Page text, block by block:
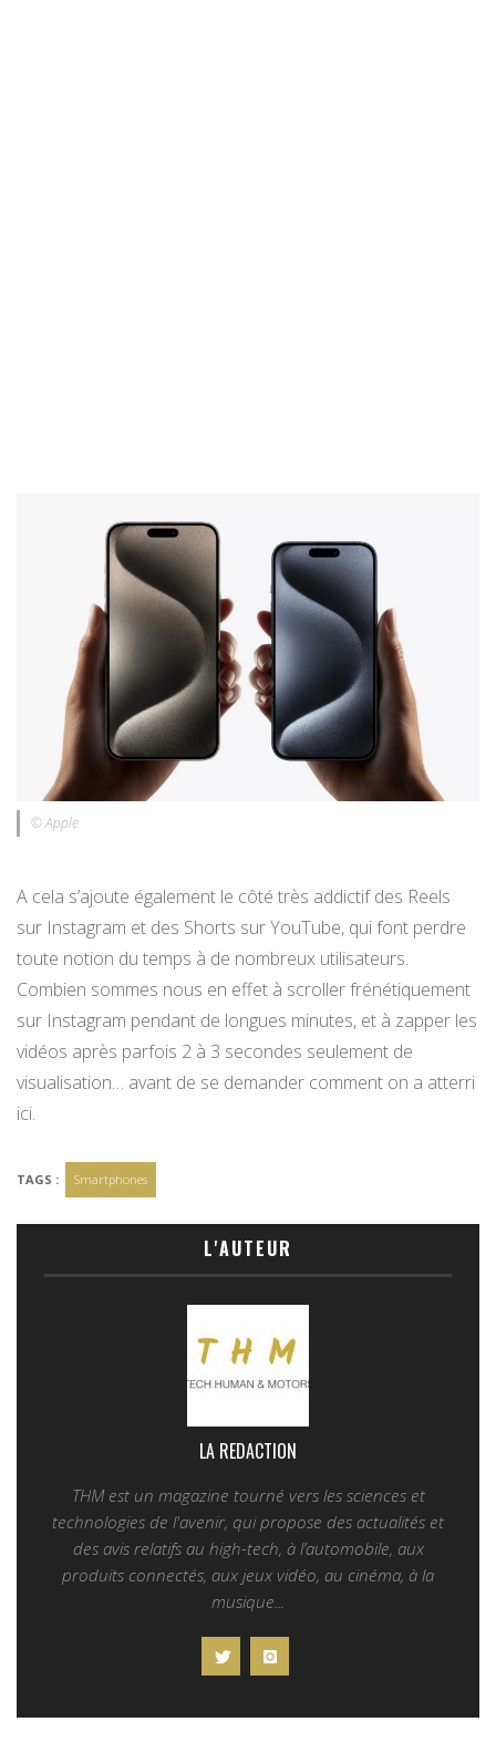
© Apple
A cela s’ajoute également le côté très addictif des Reels
sur Instagram et des Shorts sur YouTube, qui font perdre
toute notion du temps à de nombreux utilisateurs.
Combien sommes nous en effet à scroller frénétiquement
sur Instagram pendant de longues minutes, et à zapper les
vidéos après parfois 2 à 3 secondes seulement de
visualisation… avant de se demander comment on a atterri
ici.
TAGS : Smartphones
L'AUTEUR
LA REDACTION
THM est un magazine tourné vers les sciences et
technologies de l'avenir, qui propose des actualités et
des avis relatifs au high-tech, à l’automobile, aux
produits connectés, aux jeux vidéo, au cinéma, à la
musique...